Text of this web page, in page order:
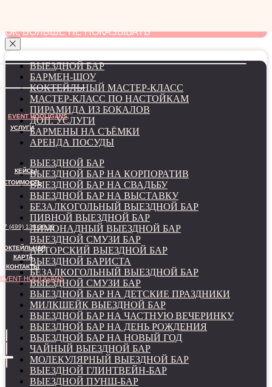
ОК, БОЛЬШЕ НЕ ПОКАЗЫВАТЬ
EVENT HOOLIGANS
УСЛУГИ
КЕЙСЫ
СТОИМОСТЬ
+7 (499) 136-36-16
КОКТЕЙЛЬНАЯ
КАРТА
КОНТАКТЫ
EVENT HOOLIGANS
ВЫЕЗДНОЙ БАР
БАРМЕН-ШОУ
КОКТЕЙЛЬНЫЙ МАСТЕР-КЛАСС
МАСТЕР-КЛАСС ПО НАСТОЙКАМ
ПИРАМИДА ИЗ БОКАЛОВ
ДОП. УСЛУГИ
БАРМЕНЫ НА СЪЁМКИ
АРЕНДА ПОСУДЫ
ВЫЕЗДНОЙ БАР
ВЫЕЗДНОЙ БАР НА КОРПОРАТИВ
ВЫЕЗДНОЙ БАР НА СВАДЬБУ
ВЫЕЗДНОЙ БАР НА ВЫСТАВКУ
БЕЗАЛКОГОЛЬНЫЙ ВЫЕЗДНОЙ БАР
ПИВНОЙ ВЫЕЗДНОЙ БАР
ЛИМОНАДНЫЙ ВЫЕЗДНОЙ БАР
ВЫЕЗДНОЙ СМУЗИ БАР
АВТОРСКИЙ ВЫЕЗДНОЙ БАР
ВЫЕЗДНОЙ БАРИСТА
БЕЗАЛКОГОЛЬНЫЙ ВЫЕЗДНОЙ БАР
ВЫЕЗДНОЙ СМУЗИ БАР
ВЫЕЗДНОЙ БАР НА ДЕТСКИЕ ПРАЗДНИКИ
МИЛКШЕЙК ВЫЕЗДНОЙ БАР
ВЫЕЗДНОЙ БАР НА ЧАСТНУЮ ВЕЧЕРИНКУ
ВЫЕЗДНОЙ БАР НА ДЕНЬ РОЖДЕНИЯ
ВЫЕЗДНОЙ БАР НА НОВЫЙ ГОД
ЧАЙНЫЙ ВЫЕЗДНОЙ БАР
МОЛЕКУЛЯРНЫЙ ВЫЕЗДНОЙ БАР
ВЫЕЗДНОЙ ГЛИНТВЕЙН-БАР
ВЫЕЗДНОЙ ПУНШ-БАР